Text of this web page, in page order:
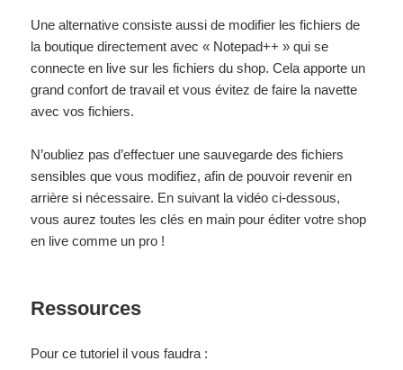
Une alternative consiste aussi de modifier les fichiers de
la boutique directement avec « Notepad++ » qui se
connecte en live sur les fichiers du shop. Cela apporte un
grand confort de travail et vous évitez de faire la navette
avec vos fichiers.
N’oubliez pas d’effectuer une sauvegarde des fichiers
sensibles que vous modifiez, afin de pouvoir revenir en
arrière si nécessaire. En suivant la vidéo ci-dessous,
vous aurez toutes les clés en main pour éditer votre shop
en live comme un pro !
Ressources
Pour ce tutoriel il vous faudra :